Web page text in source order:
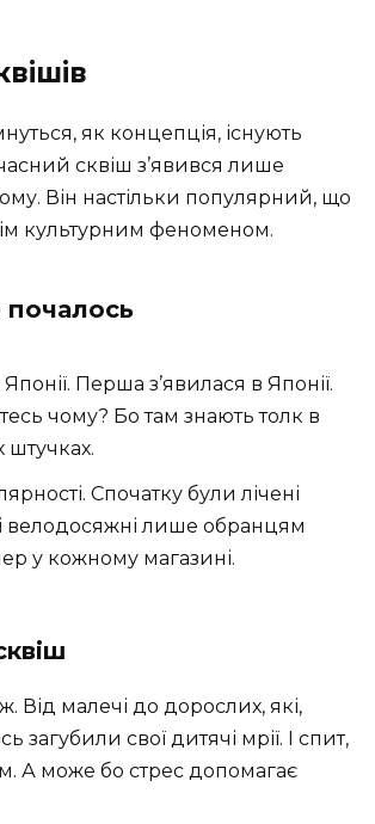
як концепція, існують
сквіш з’явився лише
Він настільки популярний, що
культурним феноменом.
почалось
Перша з’явилася в Японії.
чому? Бо там знають толк в
штучках.
Спочатку були лічені
велодосяжні лише обранцям
у кожному магазині.
Від малечі до дорослих, які,
загубили свої дитячі мрії. І спит,
А може бо стрес допомагає